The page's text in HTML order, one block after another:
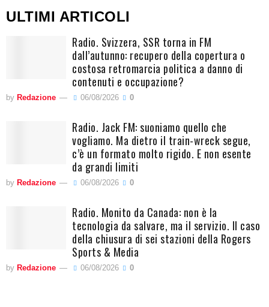
ULTIMI ARTICOLI
Radio. Svizzera, SSR torna in FM
dall’autunno: recupero della copertura o
costosa retromarcia politica a danno di
contenuti e occupazione?
by Redazione 06/08/2026 0
Radio. Jack FM: suoniamo quello che
vogliamo. Ma dietro il train-wreck segue,
c’è un formato molto rigido. E non esente
da grandi limiti
by Redazione 06/08/2026 0
Radio. Monito da Canada: non è la
tecnologia da salvare, ma il servizio. Il caso
della chiusura di sei stazioni della Rogers
Sports & Media
by Redazione 06/08/2026 0